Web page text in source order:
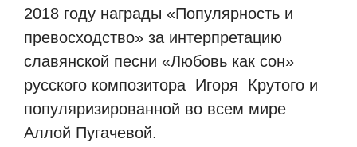
2018 году награды «Популярность и
превосходство» за интерпретацию
славянской песни «Любовь как сон»
русского композитора Игоря
Крутого и
популяризированной во всем мире
Аллой Пугачевой.